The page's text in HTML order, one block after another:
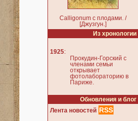
Calligonum с плодами. /
[Джузгун.]
Из хронологии
1925:
Прокудин-Горский с
членами семьи
открывает
фотолабораторию в
Париже.
Обновления и блог
Лента новостей RSS